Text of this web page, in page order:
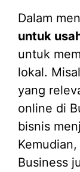
Dalam
untuk
untuk
lokal.
yang
online di
bisnis
Business